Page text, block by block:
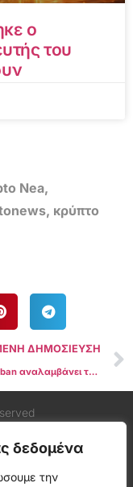
δεδομένα
την
ο
του
Nea,
, κρύπτο
ΔΗΜΟΣΙΕΥΣΗ
Ο Mark Cuban αναλαμβάνει την SEC, τον John Reed Stark και το “σύνδρομο κρύπτο διαταραχής”